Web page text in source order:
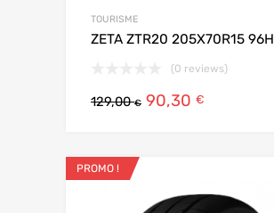
TOURISME
ZETA ZTR20 205X70R15 96H
(0 reviews)
129,00€ 90,30 €
PROMO !